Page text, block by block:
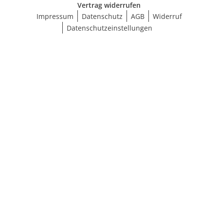
Vertrag widerrufen
Impressum
Datenschutz AGB
Widerruf
Datenschutzeinstellungen